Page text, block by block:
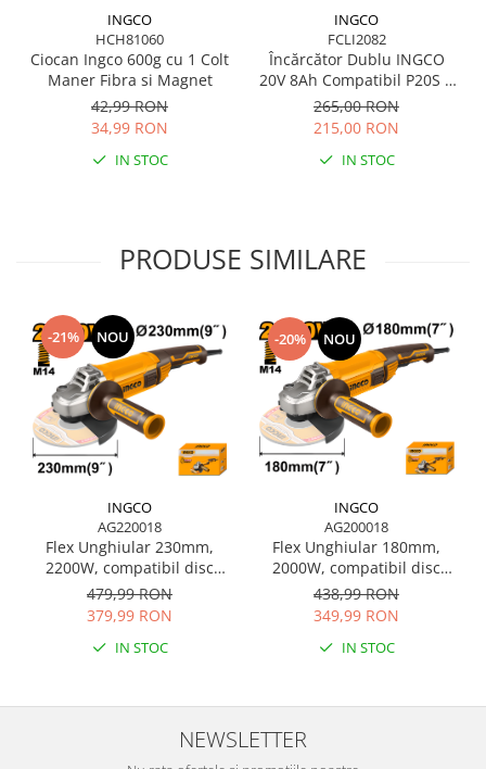
Suflantă frunze
Suporturi laptop
Tirbușoane și deschizătoare de
Unelte pentru altoit
Greble
Motoforeze și Burghie de Pământ
Ventilatoare
INGCO
HCH81060
Ciocan Ingco 600g cu 1 Colt
Maner Fibra si Magnet
42,99 RON
34,99 RON
IN STOC
INGCO
FCLI2082
Încărcător Dublu INGCO
20V 8Ah Compatibil P20S 2
Sloturi
265,00 RON
215,00 RON
IN STOC
PRODUSE SIMILARE
-21% NOU
INGCO
AG220018
Flex Unghiular 230mm,
2200W, compatibil disc
115–230mm, filet M14
479,99 RON
379,99 RON
IN STOC
-20% NOU
INGCO
AG200018
Flex Unghiular 180mm,
2000W, compatibil disc
115–180mm, filet M14
438,99 RON
349,99 RON
IN STOC
NEWSLETTER